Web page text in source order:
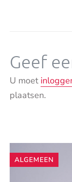
Geef
U moet
plaatsen.
Andere
artikelen
ALGEMEEN